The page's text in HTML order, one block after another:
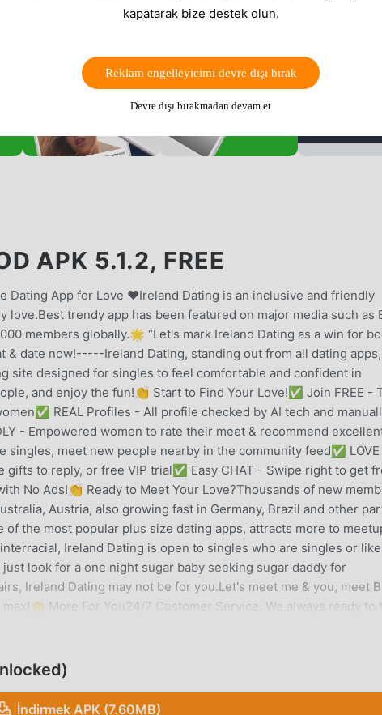
APK 5.1.2, FREE
Dating App for Love ❤️Ireland Dating is an inclusive and friendly
trendy app has been featured on major media such as
members globally.🌟 “Let's mark Ireland Dating as a win for
& date now!-----Ireland Dating, standing out from all dating
site designed for singles to feel comfortable and confident in
and enjoy the fun!👏 Start to Find Your Love!✅ Join FREE -
REAL Profiles - All profile checked by AI tech and
- Empowered women to rate their meet & recommend
singles, meet new people nearby in the community feed✅ LOVE
to reply, or free VIP trial✅ Easy CHAT - Swipe right to get
No Ads!👏 Ready to Meet Your Love?Thousands of new
Austria, also growing fast in Germany, Brazil and other
the most popular plus size dating apps, attracts more to
Ireland Dating is open to singles who are singles or
look for a one night sugar baby seeking sugar daddy for
Ireland Dating may not be for you.Let's meet me & you, meet
More For You24/7 Customer Service: We always ready to
double check to ban suspicious profiles. Unlike some free
for you.Premium Membership: We work extra miles than
with quality profiles and more accurate recommends for
comfortable space to let love in.” - BBC🌟 “The dating app
İndirmek APK (7.60MB)
kapatarak bize destek olun.
Reklam engelleyicimi devre dışı bırak
Devre dışı bırakmadan devam et